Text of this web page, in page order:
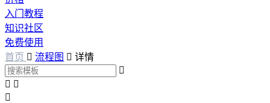
入门教程
知识社区
免费使用
首页  流程图  详情

 
